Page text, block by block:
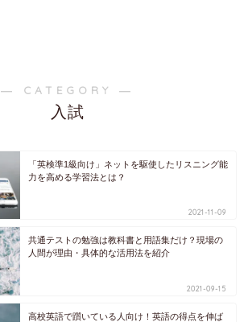
― CATEGORY ―
入試
「英検準1級向け」ネットを駆使したリスニング能
力を高める学習法とは？
2021-11-09
共通テストの勉強は教科書と用語集だけ？現場の
人間が理由・具体的な活用法を紹介
2021-09-15
高校英語で躓いている人向け！英語の得点を伸ば